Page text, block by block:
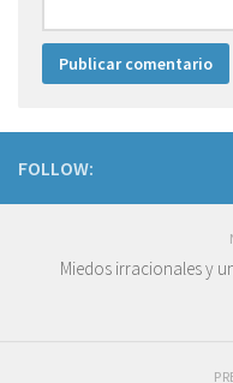
FOLLOW:
Miedos irracionales y